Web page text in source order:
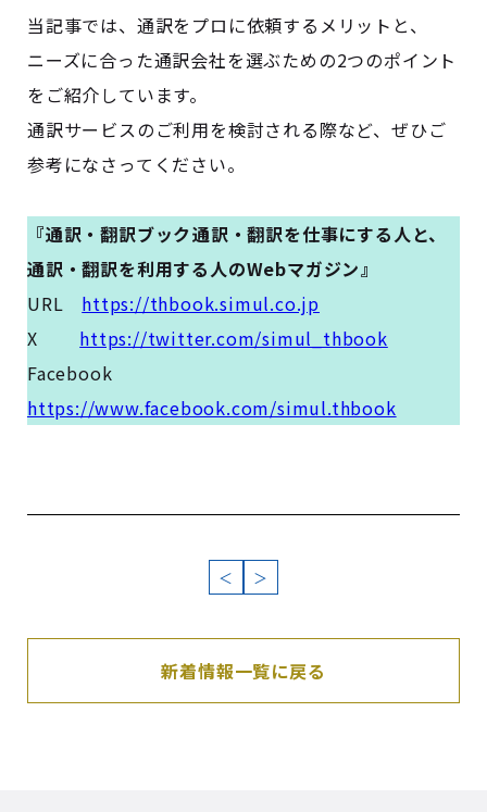
当記事では、通訳をプロに依頼するメリットと、
ニーズに合った通訳会社を選ぶための2つのポイント
をご紹介しています。
通訳サービスのご利用を検討される際など、ぜひご
参考になさってください。
『通訳・翻訳ブック――通訳・翻訳を仕事にする人と、
通訳・翻訳を利用する人のWebマガジン――』
URL https://thbook.simul.co.jp
X https://twitter.com/simul_thbook
Facebook
https://www.facebook.com/simul.thbook
＜ ＞
新着情報一覧に戻る